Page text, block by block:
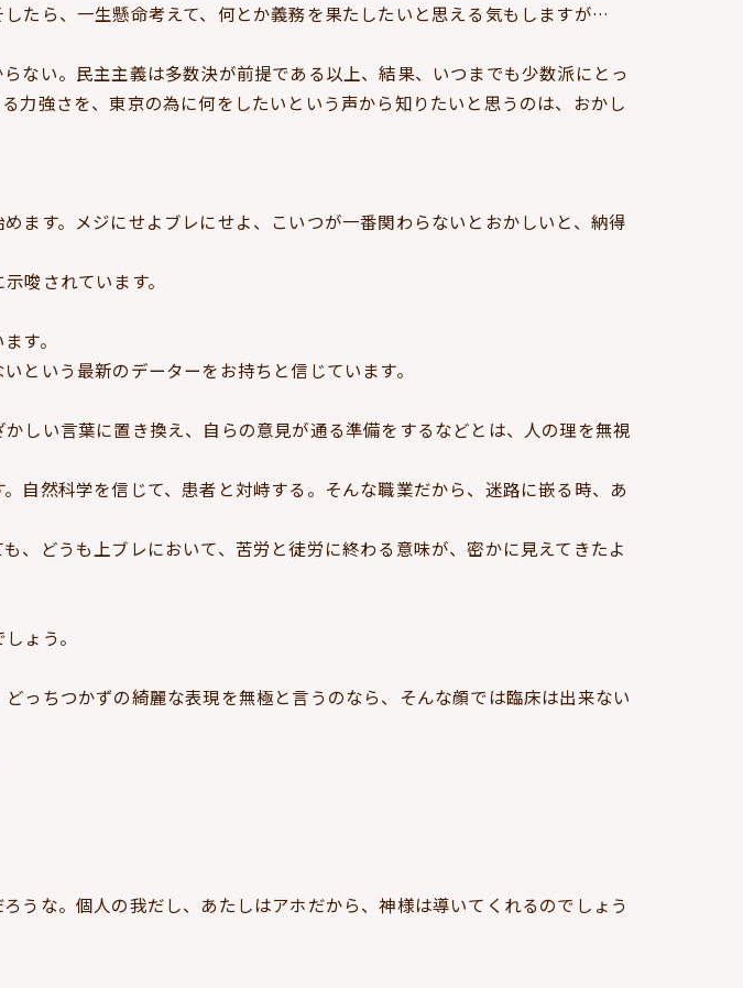
たら、一生懸命考えて、何とか義務を果たしたいと思える気もしますが…
ない。民主主義は多数決が前提である以上、結果、いつまでも少数派にとっ
力強さを、東京の為に何をしたいという声から知りたいと思うのは、おかし
ます。メジにせよブレにせよ、こいつが一番関わらないとおかしいと、納得
唆されています。
す。
という最新のデーターをお持ちと信じています。
しい言葉に置き換え、自らの意見が通る準備をするなどとは、人の理を無視
自然科学を信じて、患者と対峙する。そんな職業だから、迷路に嵌る時、あ
、どうも上ブレにおいて、苦労と徒労に終わる意味が、密かに見えてきたよ
ょう。
っちつかずの綺麗な表現を無極と言うのなら、そんな顔では臨床は出来ない
うな。個人の我だし、あたしはアホだから、神様は導いてくれるのでしょう